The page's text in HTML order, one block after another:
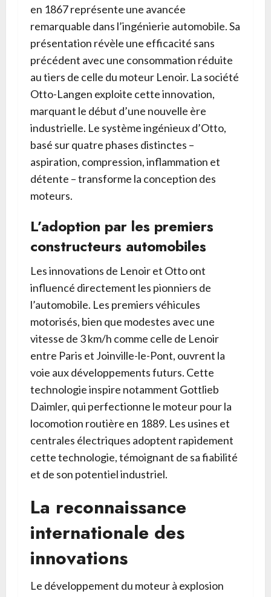
en 1867 représente une avancée
remarquable dans l’ingénierie automobile. Sa
présentation révèle une efficacité sans
précédent avec une consommation réduite
au tiers de celle du moteur Lenoir. La société
Otto-Langen exploite cette innovation,
marquant le début d’une nouvelle ère
industrielle. Le système ingénieux d’Otto,
basé sur quatre phases distinctes –
aspiration, compression, inflammation et
détente – transforme la conception des
moteurs.
L’adoption par les premiers
constructeurs automobiles
Les innovations de Lenoir et Otto ont
influencé directement les pionniers de
l’automobile. Les premiers véhicules
motorisés, bien que modestes avec une
vitesse de 3 km/h comme celle de Lenoir
entre Paris et Joinville-le-Pont, ouvrent la
voie aux développements futurs. Cette
technologie inspire notamment Gottlieb
Daimler, qui perfectionne le moteur pour la
locomotion routière en 1889. Les usines et
centrales électriques adoptent rapidement
cette technologie, témoignant de sa fiabilité
et de son potentiel industriel.
La reconnaissance
internationale des
innovations
Le développement du moteur à explosion